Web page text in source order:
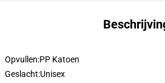
Opvullen:PP Katoen
Geslacht:Unisex